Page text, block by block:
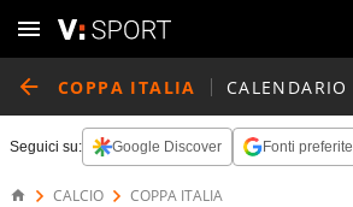
COPPA ITALIA CALENDARIO
Seguici su: Google Discover Fonti preferite
CALCIO COPPA ITALIA